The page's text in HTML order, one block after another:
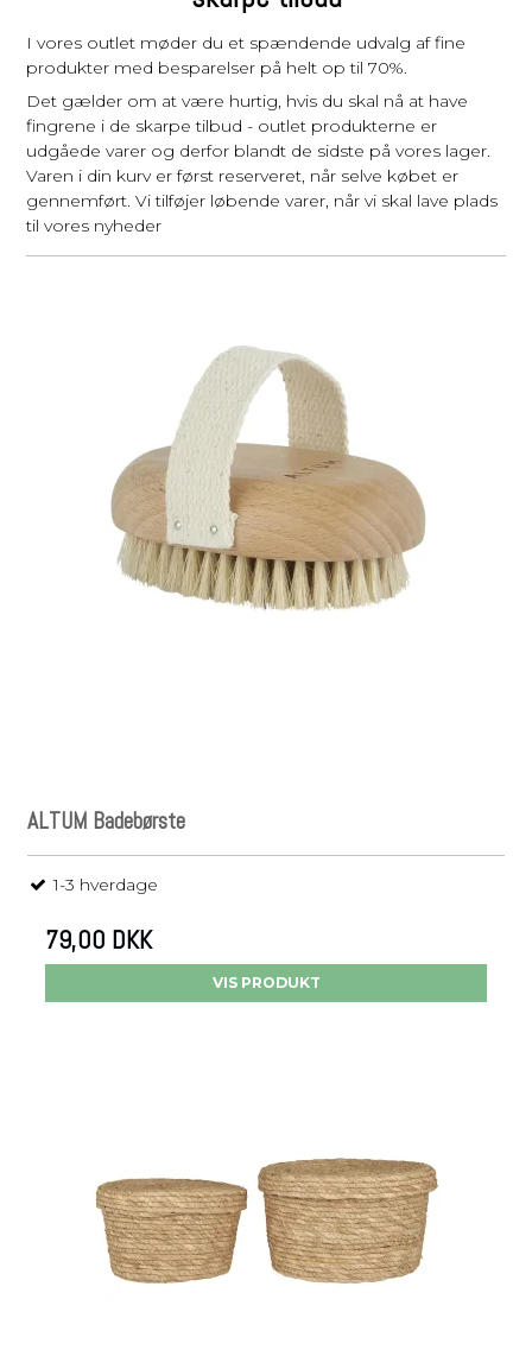
I vores outlet møder du et spændende udvalg af fine
produkter med besparelser på helt op til 70%.
Det gælder om at være hurtig, hvis du skal nå at have
fingrene i de skarpe tilbud - outlet produkterne er
udgåede varer og derfor blandt de sidste på vores lager.
Varen i din kurv er først reserveret, når selve købet er
gennemført. Vi tilføjer løbende varer, når vi skal lave plads
til vores nyheder
ALTUM Badebørste
1-3 hverdage
79,00 DKK
VIS PRODUKT